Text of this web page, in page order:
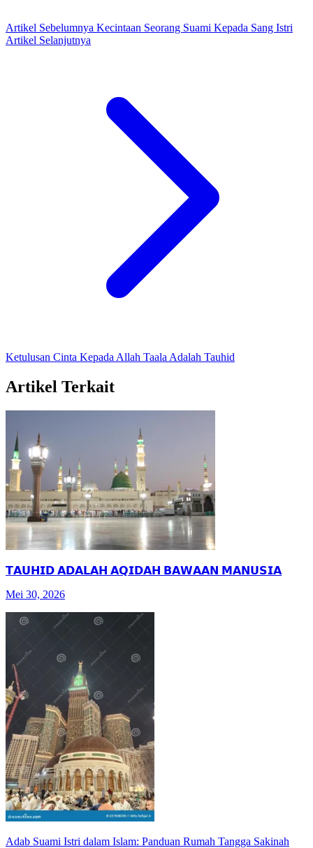
Artikel Sebelumnya Kecintaan Seorang Suami Kepada Sang Istri
Artikel Selanjutnya
Ketulusan Cinta Kepada Allah Taala Adalah Tauhid
Artikel Terkait
𝗧𝗔𝗨𝗛𝗜𝗗 𝗔𝗗𝗔𝗟𝗔𝗛 𝗔𝗤𝗜𝗗𝗔𝗛 𝗕𝗔𝗪𝗔𝗔𝗡 𝗠𝗔𝗡𝗨𝗦𝗜𝗔
Mei 30, 2026
Adab Suami Istri dalam Islam: Panduan Rumah Tangga Sakinah